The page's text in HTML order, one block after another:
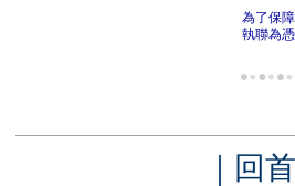
為了保
執聯為
｜ 回